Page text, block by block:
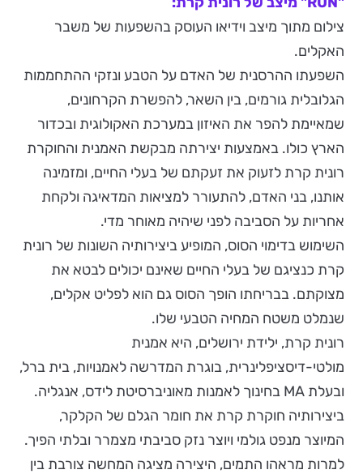
צילום מתוך מיצב וידיאו העוסק בהשפעות של משבר
האקלים.
השפעתו ההרסנית של האדם על הטבע ונזקי ההתחממות
הגלובלית גורמים, בין השאר, להפשרת הקרחונים,
שמאיימת להפר את האיזון במערכת האקולוגית ובכדור
הארץ כולו. באמצעות יצירתה מבקשת האמנית והחוקרת
רונית קרת לזעוק את זעקתם של בעלי החיים, ומזמינה
אותנו, בני האדם, להתעורר למציאות המדאיגה ולקחת
אחריות על הסביבה לפני שיהיה מאוחר מדי.
השימוש בדימוי הסוס, המופיע ביצירותיה השונות של רונית
קרת כנציגם של בעלי החיים שאינם יכולים לבטא את
מצוקתם. בבריחתו הופך הסוס גם הוא לפליט אקלים,
שנמלט משטח המחיה הטבעי שלו.
רונית קרת, ילידת ירושלים, היא אמנית
מולטי-דיסציפלינרית, בוגרת המדרשה לאמנויות, בית ברל,
ובעלת MA בחינוך לאמנות מאוניברסיטת לידס, אנגליה.
ביצירותיה חוקרת קרת את חומר הגלם של הקלקר,
המיוצר מנפט גולמי ויוצר נזק סביבתי מצמרר ובלתי הפיך.
למרות מראהו התמים, היצירה מציגה המחשה צורבת בין